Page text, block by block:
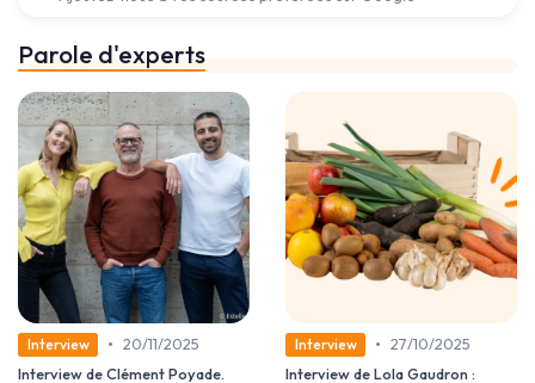
Parole d'experts
Interview • 20/11/2025
Interview de Clément Poyade.
Interview • 27/10/2025
Interview de Lola Gaudron :